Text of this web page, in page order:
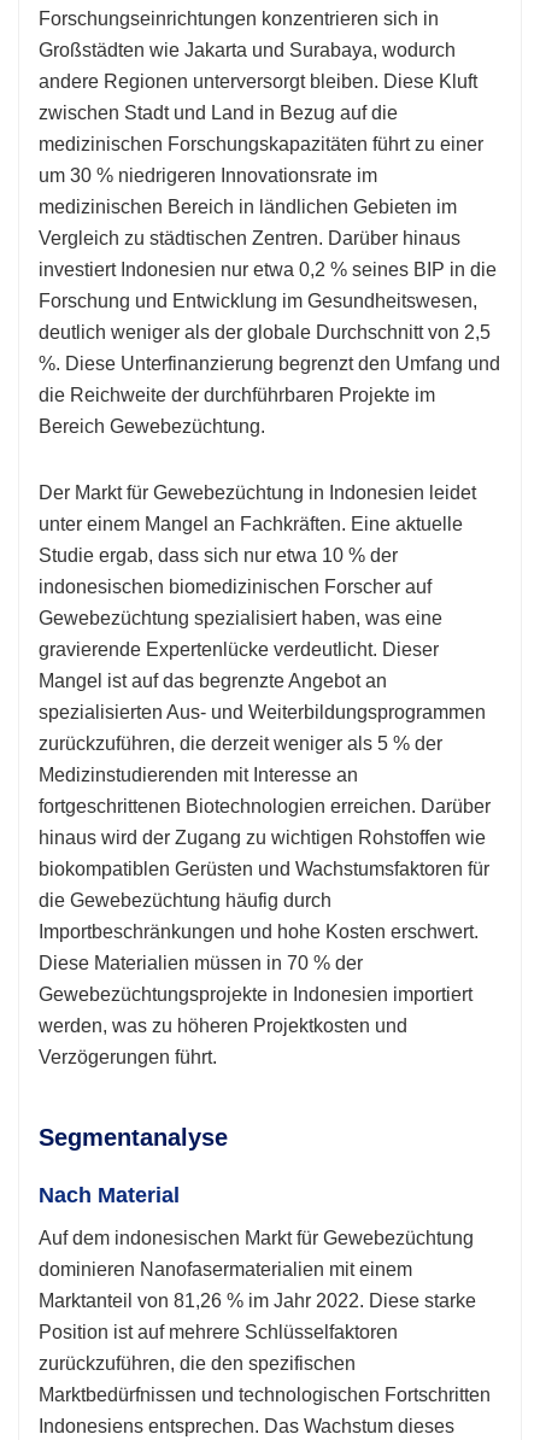
Forschungseinrichtungen konzentrieren sich in
Großstädten wie Jakarta und Surabaya, wodurch
andere Regionen unterversorgt bleiben. Diese Kluft
zwischen Stadt und Land in Bezug auf die
medizinischen Forschungskapazitäten führt zu einer
um 30 % niedrigeren Innovationsrate im
medizinischen Bereich in ländlichen Gebieten im
Vergleich zu städtischen Zentren. Darüber hinaus
investiert Indonesien nur etwa 0,2 % seines BIP in die
Forschung und Entwicklung im Gesundheitswesen,
deutlich weniger als der globale Durchschnitt von 2,5
%. Diese Unterfinanzierung begrenzt den Umfang und
die Reichweite der durchführbaren Projekte im
Bereich Gewebezüchtung.
Der Markt für Gewebezüchtung in Indonesien leidet
unter einem Mangel an Fachkräften. Eine aktuelle
Studie ergab, dass sich nur etwa 10 % der
indonesischen biomedizinischen Forscher auf
Gewebezüchtung spezialisiert haben, was eine
gravierende Expertenlücke verdeutlicht. Dieser
Mangel ist auf das begrenzte Angebot an
spezialisierten Aus- und Weiterbildungsprogrammen
zurückzuführen, die derzeit weniger als 5 % der
Medizinstudierenden mit Interesse an
fortgeschrittenen Biotechnologien erreichen. Darüber
hinaus wird der Zugang zu wichtigen Rohstoffen wie
biokompatiblen Gerüsten und Wachstumsfaktoren für
die Gewebezüchtung häufig durch
Importbeschränkungen und hohe Kosten erschwert.
Diese Materialien müssen in 70 % der
Gewebezüchtungsprojekte in Indonesien importiert
werden, was zu höheren Projektkosten und
Verzögerungen führt.
Segmentanalyse
Nach Material
Auf dem indonesischen Markt für Gewebezüchtung
dominieren Nanofasermaterialien mit einem
Marktanteil von 81,26 % im Jahr 2022. Diese starke
Position ist auf mehrere Schlüsselfaktoren
zurückzuführen, die den spezifischen
Marktbedürfnissen und technologischen Fortschritten
Indonesiens entsprechen. Das Wachstum dieses